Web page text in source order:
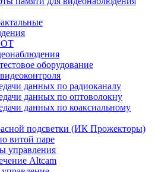
оборудование
данных по радиоканалу
данных по оптоволокну
данных по коаксиальному
подсветки (ИК Прожекторы)
витой паре
управления
Altcam